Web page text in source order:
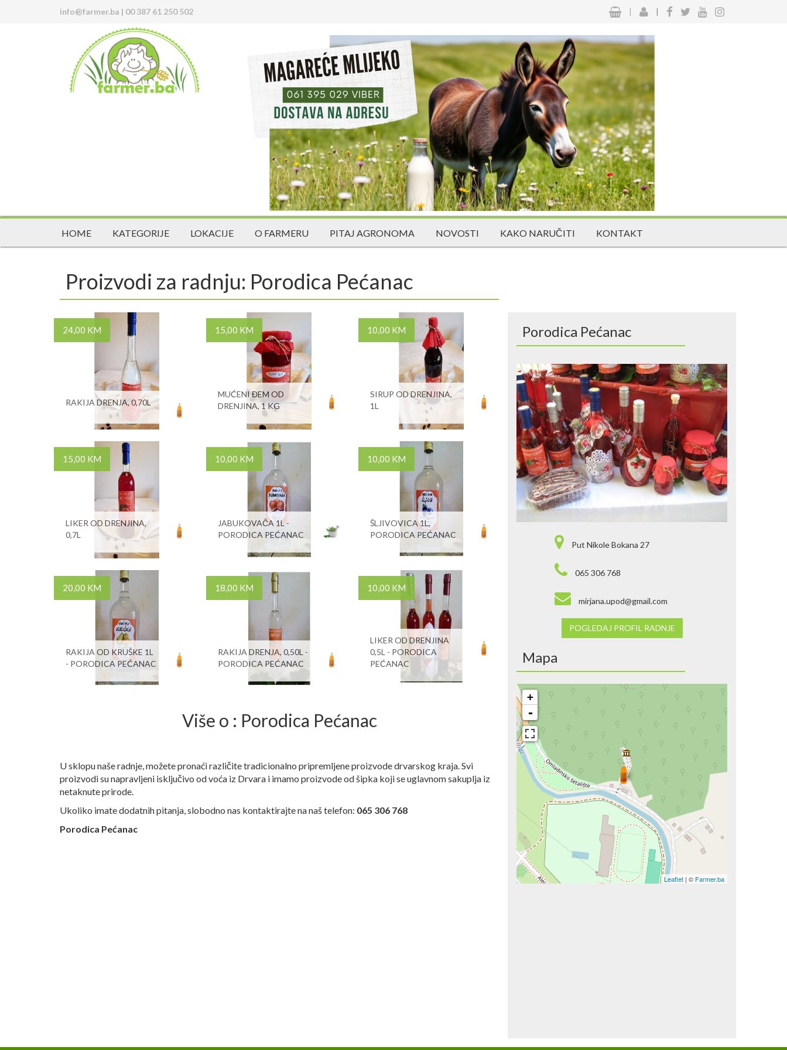
info@farmer.ba | 00 387 61 250 502 | |
HOME KATEGORIJE LOKACIJE O FARMERU PITAJ AGRONOMA NOVOSTI KAKO NARUČITI KONTAKT
Proizvodi za radnju: Porodica Pećanac
24,00 KM
RAKIJA DRENJA, 0,70L
15,00 KM
MUĆENI ĐEM OD
DRENJINA, 1 KG
10,00 KM
SIRUP OD DRENJINA,
1L
15,00 KM
LIKER OD DRENJINA,
0,7L
10,00 KM
JABUKOVAČA 1L -
PORODICA PEĆANAC
10,00 KM
ŠLJIVOVICA 1L,
PORODICA PEĆANAC
20,00 KM
RAKIJA OD KRUŠKE 1L
- PORODICA PEĆANAC
18,00 KM
RAKIJA DRENJA, 0,50L -
PORODICA PEĆANAC
10,00 KM
LIKER OD DRENJINA
0,5L - PORODICA
PEĆANAC
Više o : Porodica Pećanac
U sklopu naše radnje, možete pronaći različite tradicionalno pripremljene proizvode drvarskog kraja. Svi
proizvodi su napravljeni isključivo od voća iz Drvara i imamo proizvode od šipka koji se uglavnom sakuplja iz
netaknute prirode.
Ukoliko imate dodatnih pitanja, slobodno nas kontaktirajte na naš telefon: 065 306 768
Porodica Pećanac
Porodica Pećanac
Put Nikole Bokana 27
065 306 768
mirjana.upod@gmail.com
POGLEDAJ PROFIL RADNJE
Mapa
+
-
Leaflet | © Farmer.ba